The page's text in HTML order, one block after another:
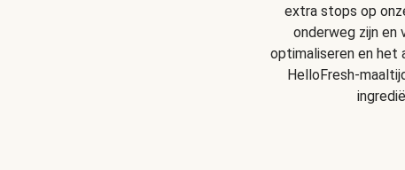
extra stops op
onderweg zijn en
optimaliseren en het
HelloFresh-